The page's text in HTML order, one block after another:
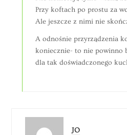
Przy koftach po prostu za
Ale jeszcze z nimi nie
A odnośnie przyrządzenia
koniecznie- to nie powinno
dla tak doświadczonego
JO